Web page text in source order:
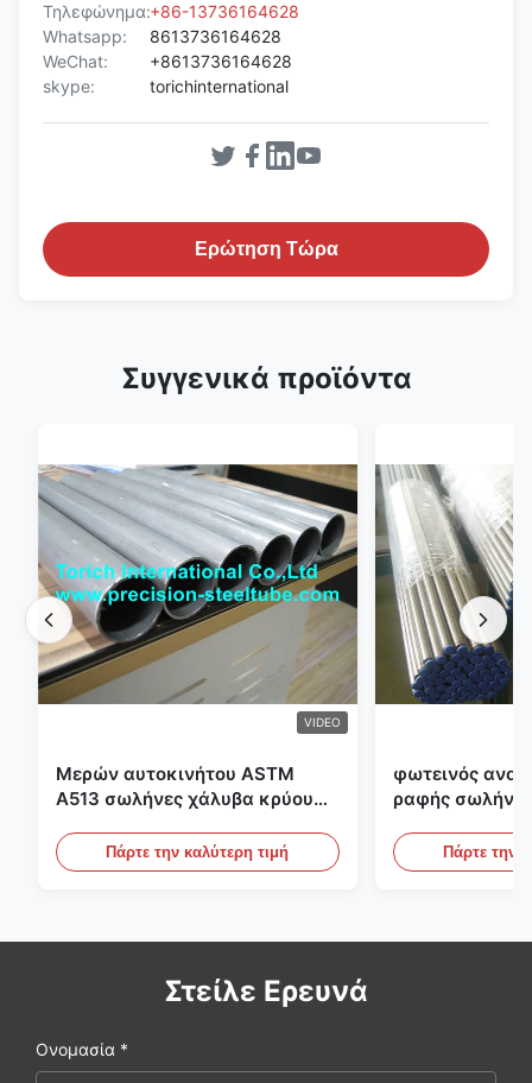
Τηλεφώνημα:+86-13736164628
Whatsapp:
8613736164628
WeChat:
+8613736164628
skype:
torichinternational
Ερώτηση Τώρα
Συγγενικά προϊόντα
VIDEO
Μερών αυτοκινήτου ASTM
A513 σωλήνες χάλυβα κρύου
την παραγωγή DOM
Πάρτε την καλύτερη τιμή
φωτεινός
ραφής
υδραυλικά
Πάρτε την
Στείλε Ερευνά
Ονομασία *